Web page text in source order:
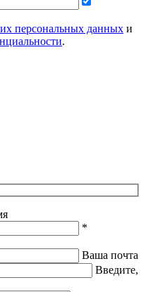
персональных данных и
.
*
Ваша почта
Введите,